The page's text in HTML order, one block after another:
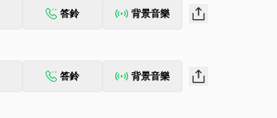
答鈴 背景音樂
答鈴 背景音樂